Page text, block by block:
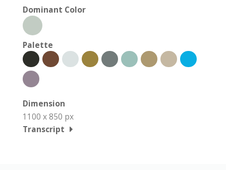
Dominant Color
Palette
Dimension
1100 x 850 px
Transcript